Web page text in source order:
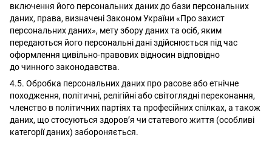
включення його персональних даних до бази персональних
даних, права, визначені Законом України «Про захист
персональних даних», мету збору даних та осіб, яким
передаються його персональні дані здійснюється під час
оформлення цивільно-правових відносин відповідно
до чинного законодавства.
4.5. Обробка персональних даних про расове або етнічне
походження, політичні, релігійні або світоглядні переконання,
членство в політичних партіях та професійних спілках, а також
даних, що стосуються здоров’я чи статевого життя (особливі
категорії даних) забороняється.